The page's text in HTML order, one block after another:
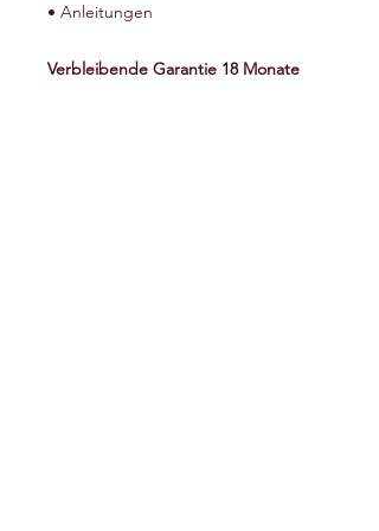
• Anleitungen
Verbleibende Garantie 18 Monate